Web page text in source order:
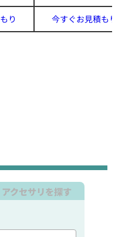
り 今すぐお見積もり
アクセサリを探す